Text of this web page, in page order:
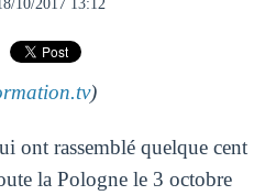
10/2017 13:12
)
ont rassemblé quelque cent
la Pologne le 3 octobre